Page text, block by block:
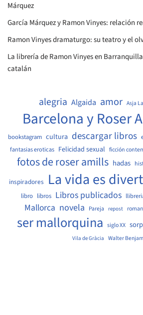
Márquez
García Márquez y Ramon Vinyes: relación
Ramon Vinyes dramaturgo: su teatro y el
La librería de Ramon Vinyes en
catalán
alegria Algaida amor Asja
Barcelona y Roser
bookstagram cultura descargar libros
fantasias eroticas Felicidad sexual ficción
fotos de roser amills hadas
inspiradores La vida es
libro libros Libros publicados
Mallorca novela Pareja repost
ser mallorquina siglo XX
Vila de Gràcia Walter